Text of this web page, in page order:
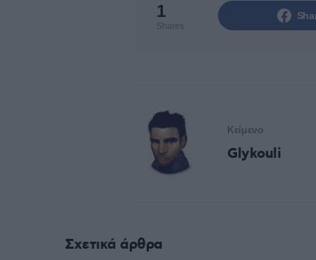
1
Shares
Κείμενο
Glykouli
Σχετικά άρθρα